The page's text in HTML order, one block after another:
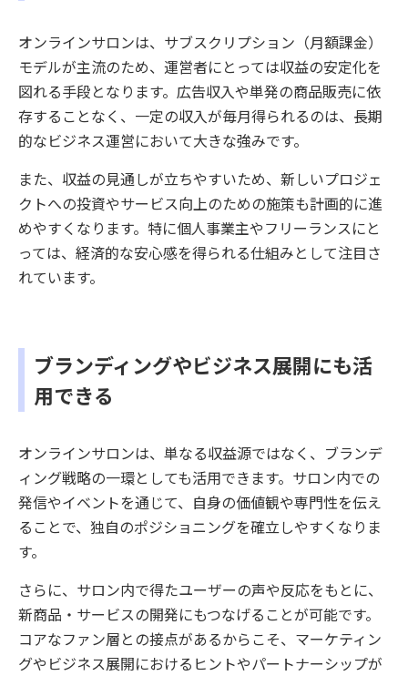
オンラインサロンは、サブスクリプション（月額課金）
モデルが主流のため、運営者にとっては収益の安定化を
図れる手段となります。広告収入や単発の商品販売に依
存することなく、一定の収入が毎月得られるのは、長期
的なビジネス運営において大きな強みです。
また、収益の見通しが立ちやすいため、新しいプロジェ
クトへの投資やサービス向上のための施策も計画的に進
めやすくなります。特に個人事業主やフリーランスにと
っては、経済的な安心感を得られる仕組みとして注目さ
れています。
ブランディングやビジネス展開にも活
用できる
オンラインサロンは、単なる収益源ではなく、ブランデ
ィング戦略の一環としても活用できます。サロン内での
発信やイベントを通じて、自身の価値観や専門性を伝え
ることで、独自のポジショニングを確立しやすくなりま
す。
さらに、サロン内で得たユーザーの声や反応をもとに、
新商品・サービスの開発にもつなげることが可能です。
コアなファン層との接点があるからこそ、マーケティン
グやビジネス展開におけるヒントやパートナーシップが